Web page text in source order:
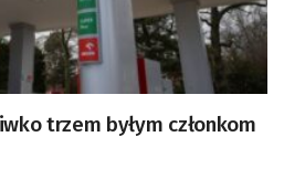
trzem byłym członkom